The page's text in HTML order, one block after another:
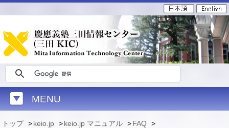
MENU
トップ >keio.jp >keio.jp マニュアル >FAQ >